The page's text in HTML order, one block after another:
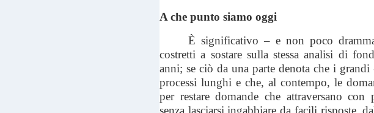
A che punto siamo oggi
È significativo – e non poco
costretti a sostare sulla stessa analisi di
anni; se ciò da una parte denota che i
processi lunghi e che, al contempo, le
per restare domande che attraversano con
senza lasciarsi ingabbiare da facili risposte,